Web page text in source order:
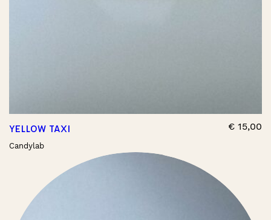
YELLOW TAXI
Candylab
€ 15,00